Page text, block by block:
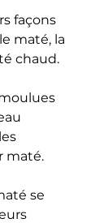
façons
maté, la
chaud.
maté.
se